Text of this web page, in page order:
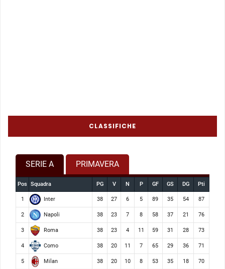
CLASSIFICHE
SERIE A PRIMAVERA
Pos Squadra PG V N P GF GS DG Pti
1 Inter 38 27 6 5 89 35 54 87
2 Napoli 38 23 7 8 58 37 21 76
3 Roma 38 23 4 11 59 31 28 73
4 Como 38 20 11 7 65 29 36 71
5 Milan 38 20 10 8 53 35 18 70